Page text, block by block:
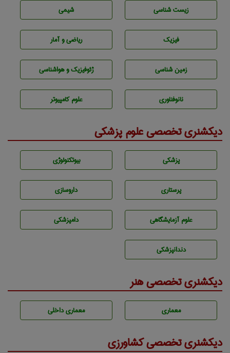
زيست شناسی شيمی
فیزیک ریاضی و آمار
زمين شناسی ژئوفيزيك و هواشناسی
نانوفناوری علوم کامپیوتر
دیکشنری تخصصی علوم پزشکی
پزشكی بيوتكنولوژی
پرستاری داروسازی
علوم آزمايشگاهی دامپزشكی
دندانپزشكی
دیکشنری تخصصی هنر
معماری معماری داخلی
دیکشنری تخصصی کشاورزی